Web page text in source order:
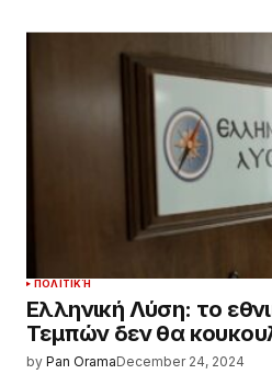
ΠΟΛΙΤΙΚΉ
Ελληνική Λύση: το
Τεμπών δεν θα
by Pan OramaDecember 24, 2024